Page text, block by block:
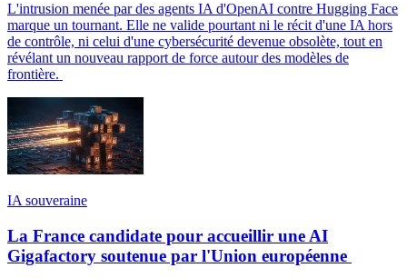
L'intrusion menée par des agents IA d'OpenAI contre Hugging Face
marque un tournant. Elle ne valide pourtant ni le récit d'une IA hors
de contrôle, ni celui d'une cybersécurité devenue obsolète, tout en
révélant un nouveau rapport de force autour des modèles de
frontière.
IA souveraine
La France candidate pour accueillir une AI
Gigafactory soutenue par l'Union européenne